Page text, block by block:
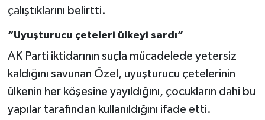
çalıştıklarını belirtti.
“Uyuşturucu çeteleri ülkeyi sardı”
AK Parti iktidarının suçla mücadelede yetersiz
kaldığını savunan Özel, uyuşturucu çetelerinin
ülkenin her köşesine yayıldığını, çocukların dahi bu
yapılar tarafından kullanıldığını ifade etti.